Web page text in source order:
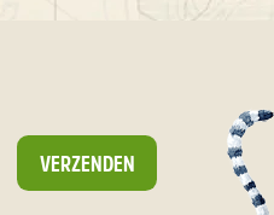
VERZENDEN